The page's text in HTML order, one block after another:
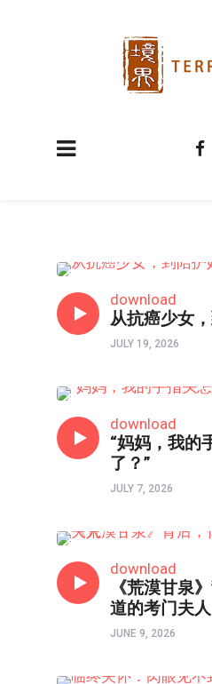
download
从抗癌少女
JULY 19, 2026
download
“妈妈，我的
了？”
JULY 7, 2026
download
《荒漠甘泉
道的考门夫人
JUNE 9, 2026